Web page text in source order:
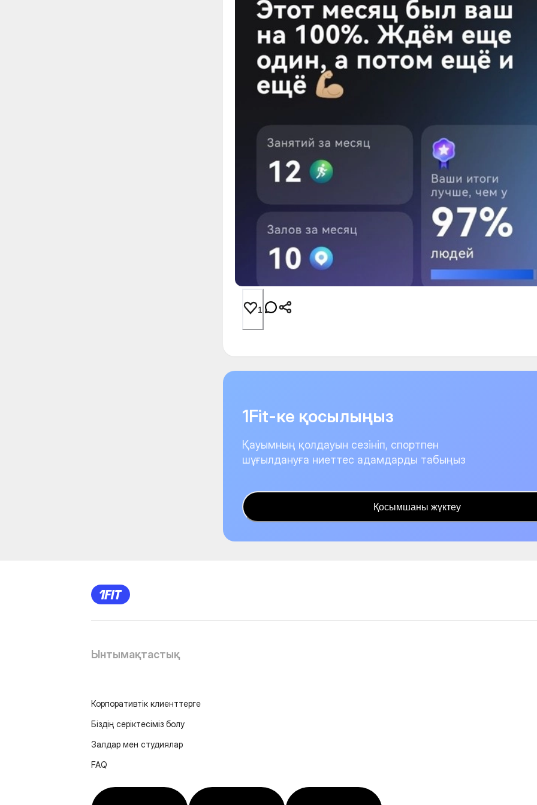
1
1Fit-ке қосылыңыз
Қауымның қолдауын сезініп, спортпен
шұғылдануға ниеттес адамдарды табыңыз
Қосымшаны жүктеу
Ынтымақтастық
Корпоративтік клиенттерге
Біздің серіктесіміз болу
Залдар мен студиялар
FAQ